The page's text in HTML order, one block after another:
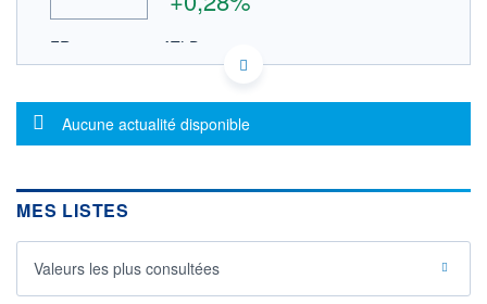
ACTIONNAIRES
FR0013455482 ATLD
EURONEXT PARIS DONNÉES TEMPS RÉEL
Cotation sur les autres places
35,45
35,50
Message d'information
Aucune actualité disponible
MES LISTES
Valeurs les plus consultées